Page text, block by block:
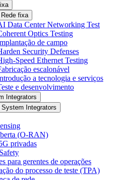
Rede fixa
Data Center Networking Test
Optics Testing
de campo
Security Defenses
Speed Ethernet Testing
escalonável
a tecnologia e serviços
e desenvolvimento
Integrators
System Integrators
(O-RAN)
privadas
para gerentes de operações
do processo de teste (TPA)